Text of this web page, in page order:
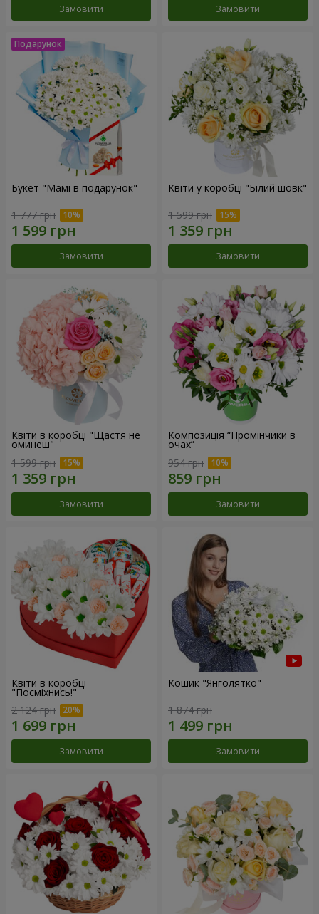
Замовити Замовити
Букет "Мамі в подарунок"
1 777 грн
Замовити
Квіти у коробці "Білий шовк"
1 599 грн
Замовити
Квіти в коробці "Щастя не
оминеш"
1 599 грн
Замовити
Композиція “Промінчики в
очах”
954 грн
Замовити
Квіти в коробці
"Посміхнись!"
2 124 грн
Замовити
Кошик "Янголятко"
1 874 грн
Замовити